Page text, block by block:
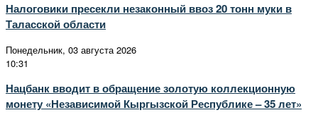
Налоговики пресекли незаконный ввоз 20 тонн муки в
Таласской области
Понедельник, 03 августа 2026
10:31
Нацбанк вводит в обращение золотую коллекционную
монету «Независимой Кыргызской Республике – 35 лет»